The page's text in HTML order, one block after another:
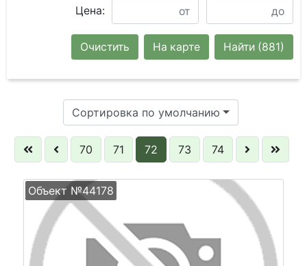
Цена:
Найти (881)
На карте
Очистить
Сортировка по умолчанию
70 71 72 73 74
Объект №44178